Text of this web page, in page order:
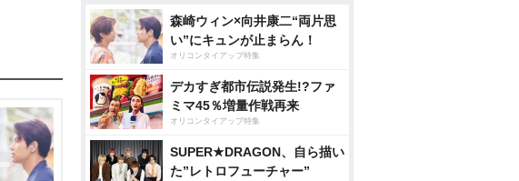
森崎ウィン×向井康二“両片思
い”にキュンが止まらん！
オリコンタイアップ特集
デカすぎ都市伝説発生!?ファ
ミマ45％増量作戦再来
オリコンタイアップ特集
SUPER★DRAGON、自ら描い
た”レトロフューチャー”